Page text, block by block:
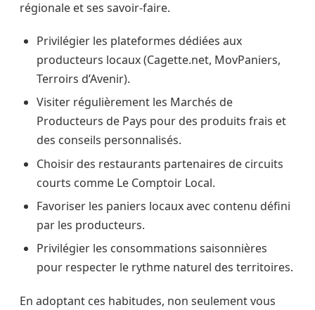
régionale et ses savoir-faire.
Privilégier les plateformes dédiées aux
producteurs locaux (Cagette.net, MovPaniers,
Terroirs d’Avenir).
Visiter régulièrement les Marchés de
Producteurs de Pays pour des produits frais et
des conseils personnalisés.
Choisir des restaurants partenaires de circuits
courts comme Le Comptoir Local.
Favoriser les paniers locaux avec contenu défini
par les producteurs.
Privilégier les consommations saisonnières
pour respecter le rythme naturel des territoires.
En adoptant ces habitudes, non seulement vous